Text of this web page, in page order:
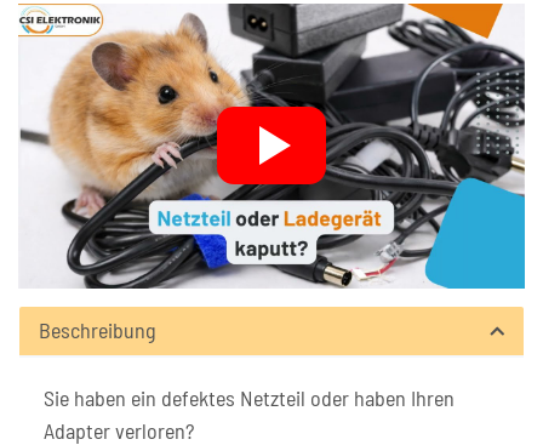
Beschreibung
Sie haben ein defektes Netzteil oder haben Ihren
Adapter verloren?